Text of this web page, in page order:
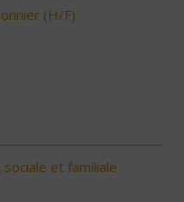
(H/F)
et familiale